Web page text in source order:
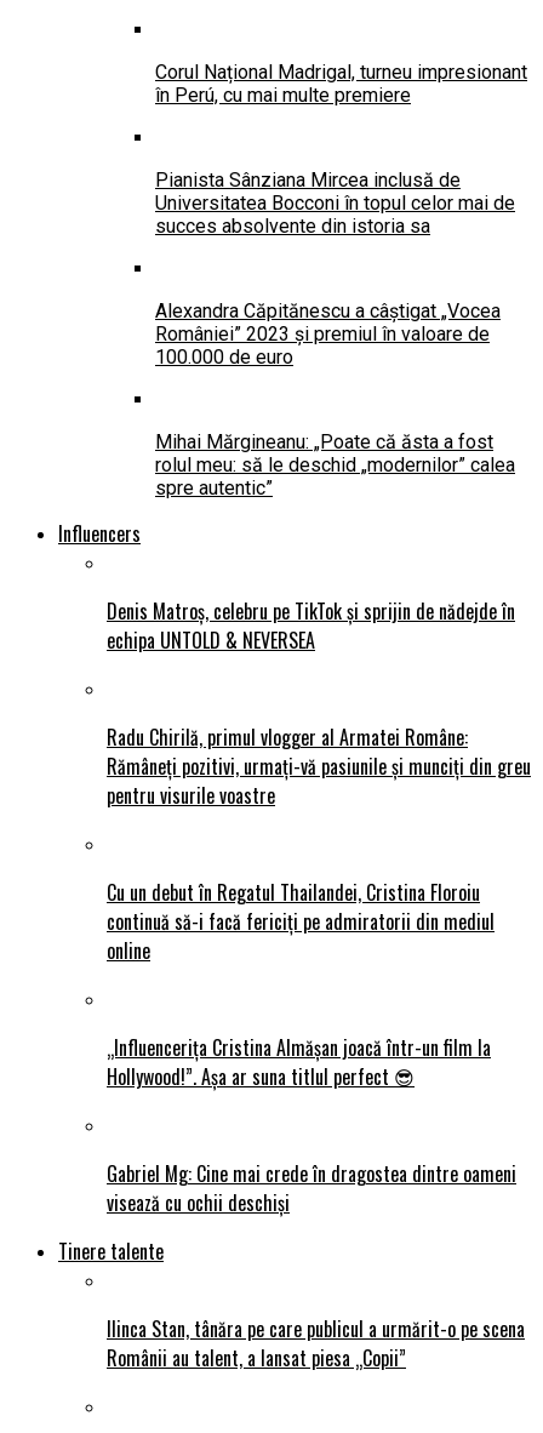
Corul Național Madrigal, turneu impresionant
în Perú, cu mai multe premiere
Pianista Sânziana Mircea inclusă de
Universitatea Bocconi în topul celor mai de
succes absolvente din istoria sa
Alexandra Căpitănescu a câștigat „Vocea
României” 2023 și premiul în valoare de
100.000 de euro
Mihai Mărgineanu: „Poate că ăsta a fost
rolul meu: să le deschid „modernilor” calea
spre autentic”
Influencers
Denis Matroș, celebru pe TikTok și sprijin de nădejde în
echipa UNTOLD & NEVERSEA
Radu Chirilă, primul vlogger al Armatei Române:
Rămâneți pozitivi, urmați-vă pasiunile și munciți din greu
pentru visurile voastre
Cu un debut în Regatul Thailandei, Cristina Floroiu
continuă să-i facă fericiți pe admiratorii din mediul
online
„Influencerița Cristina Almășan joacă într-un film la
Hollywood!”. Așa ar suna titlul perfect 😎
Gabriel Mg: Cine mai crede în dragostea dintre oameni
visează cu ochii deschiși
Tinere talente
Ilinca Stan, tânăra pe care publicul a urmărit-o pe scena
Românii au talent, a lansat piesa „Copii”